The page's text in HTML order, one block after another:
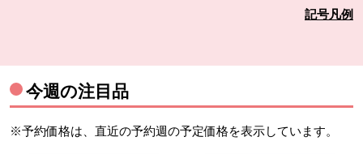
記号凡例
今週の注目品
※予約価格は、直近の予約週の予定価格を表示しています。